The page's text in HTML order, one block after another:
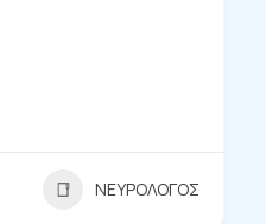
ΝΕΥΡΟΛΟΓΟΣ